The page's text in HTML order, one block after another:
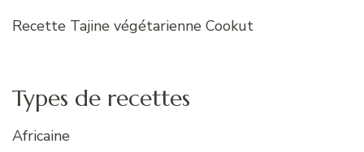
Recette Tajine végétarienne Cookut
Types de recettes
Africaine